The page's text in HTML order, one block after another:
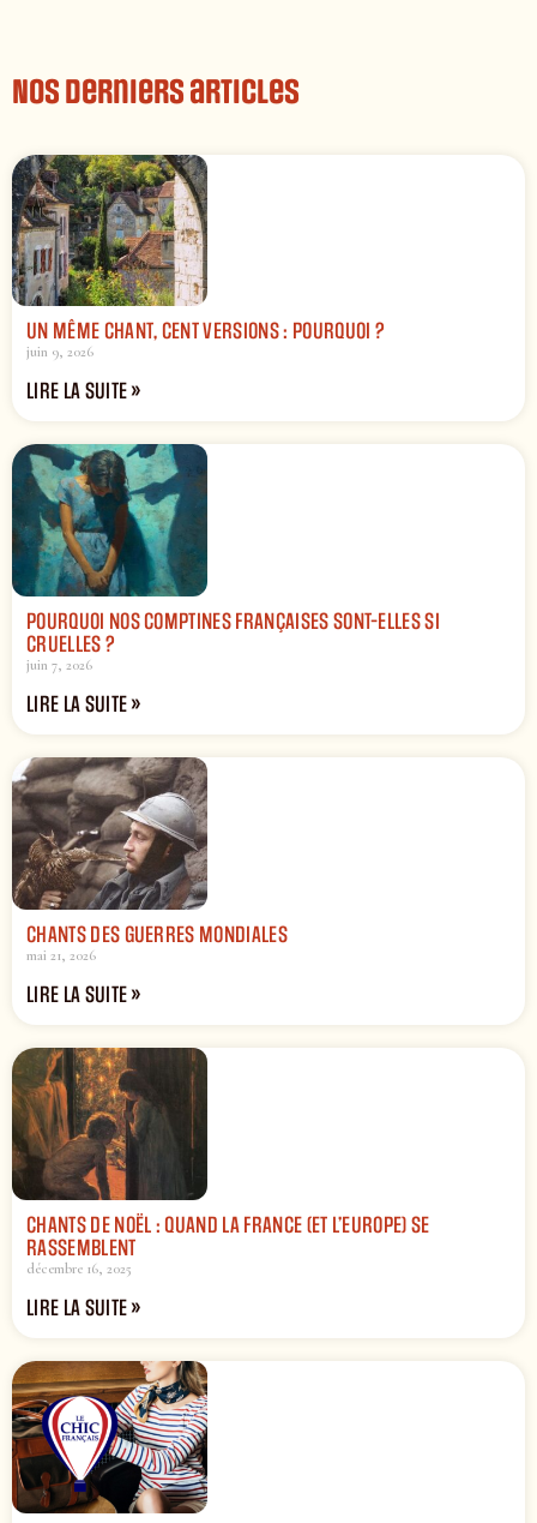
Nos derniers articles
UN MÊME CHANT, CENT VERSIONS : POURQUOI ?
juin 9, 2026
LIRE LA SUITE »
POURQUOI NOS COMPTINES FRANÇAISES SONT-ELLES SI
CRUELLES ?
juin 7, 2026
LIRE LA SUITE »
CHANTS DES GUERRES MONDIALES
mai 21, 2026
LIRE LA SUITE »
CHANTS DE NOËL : QUAND LA FRANCE (ET L’EUROPE) SE
RASSEMBLENT
décembre 16, 2025
LIRE LA SUITE »